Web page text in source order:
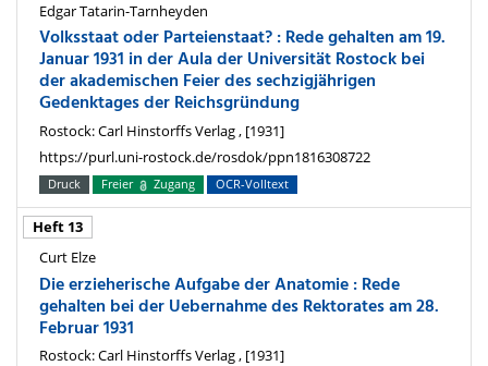
Edgar Tatarin-Tarnheyden
Volksstaat oder Parteienstaat? : Rede gehalten am 19.
Januar 1931 in der Aula der Universität Rostock bei
der akademischen Feier des sechzigjährigen
Gedenktages der Reichsgründung
Rostock: Carl Hinstorffs Verlag , [1931]
https://purl.uni-rostock.de/rosdok/ppn1816308722
Druck Freier Zugang OCR-Volltext
Heft 13
Curt Elze
Die erzieherische Aufgabe der Anatomie : Rede
gehalten bei der Uebernahme des Rektorates am 28.
Februar 1931
Rostock: Carl Hinstorffs Verlag , [1931]